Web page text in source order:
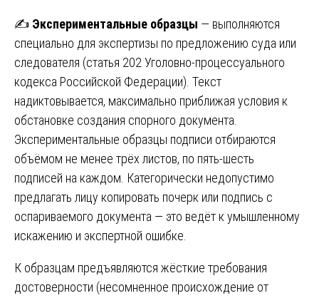
✍️ Экспериментальные образцы — выполняются
специально для экспертизы по предложению суда или
следователя (статья 202 Уголовно-процессуального
кодекса Российской Федерации). Текст
надиктовывается, максимально приближая условия к
обстановке создания спорного документа.
Экспериментальные образцы подписи отбираются
объёмом не менее трёх листов, по пять-шесть
подписей на каждом. Категорически недопустимо
предлагать лицу копировать почерк или подпись с
оспариваемого документа — это ведёт к умышленному
искажению и экспертной ошибке.
К образцам предъявляются жёсткие требования
достоверности (несомненное происхождение от